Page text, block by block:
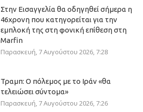
Στην Εισαγγελία θα οδηγηθεί σήμερα η
46χρονη που κατηγορείται για την
εμπλοκή της στη φονική επίθεση στη
Marfin
Παρασκευή, 7 Αυγούστου 2026, 7:28
Τραμπ: Ο πόλεμος με το Ιράν «θα
τελειώσει σύντομα»
Παρασκευή, 7 Αυγούστου 2026, 7:26